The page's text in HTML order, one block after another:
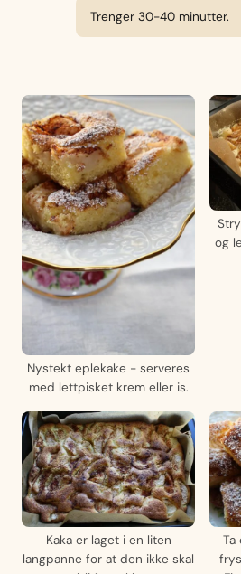
Trenger 30-40 minutter.
Nystekt eplekake - serveres
med lettpisket krem eller is.
og
Kaka er laget i en liten
langpanne for at den ikke skal
Ta